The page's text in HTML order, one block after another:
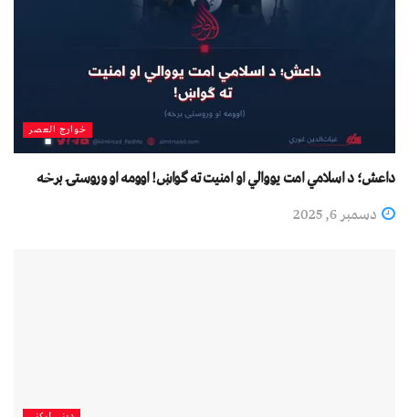
خوارج العصر
داعش؛ د اسلامي امت یووالي او امنیت ته ګواښ! اوومه او وروستۍ برخه
دسمبر 6, 2025